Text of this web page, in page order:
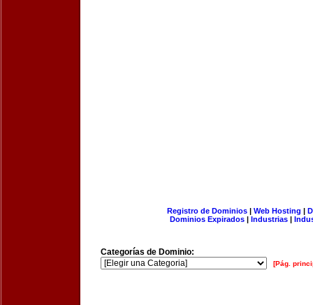
Registro de Dominios| Web Hosting |
Dominios Expirados | Industrias |
Categorías de Dominio:
[Pág.